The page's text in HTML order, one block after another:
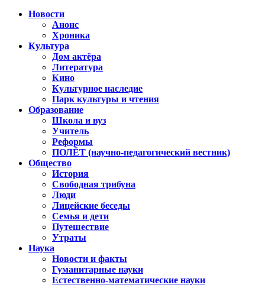
Новости
Анонс
Хроника
Культура
Дом актёра
Литература
Кино
Культурное наследие
Парк культуры и чтения
Образование
Школа и вуз
Учитель
Реформы
ПОЛЁТ (научно-педагогический вестник)
Общество
История
Свободная трибуна
Люди
Лицейские беседы
Семья и дети
Путешествие
Утраты
Наука
Новости и факты
Гуманитарные науки
Естественно-математические науки